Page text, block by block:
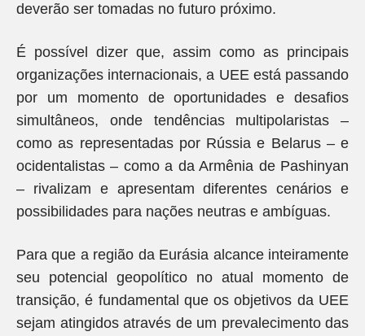
deverão ser tomadas no futuro próximo.
É possível dizer que, assim como as principais
organizações internacionais, a UEE está passando
por um momento de oportunidades e desafios
simultâneos, onde tendências multipolaristas –
como as representadas por Rússia e Belarus – e
ocidentalistas – como a da Armênia de Pashinyan
– rivalizam e apresentam diferentes cenários e
possibilidades para nações neutras e ambíguas.
Para que a região da Eurásia alcance inteiramente
seu potencial geopolítico no atual momento de
transição, é fundamental que os objetivos da UEE
sejam atingidos através de um prevalecimento das